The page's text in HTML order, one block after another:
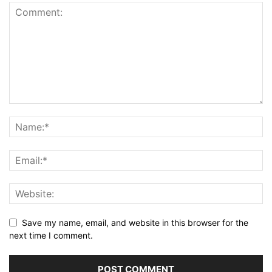
Save my name, email, and website in this browser for the
next time I comment.